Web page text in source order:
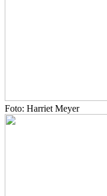
Foto: Harriet Meyer